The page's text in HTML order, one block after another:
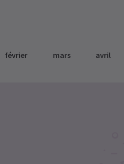
février mars avril